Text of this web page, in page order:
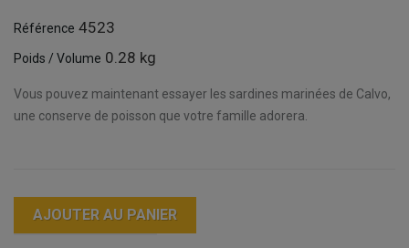
Référence 4523
Poids / Volume 0.28 kg
Vous pouvez maintenant essayer les sardines marinées de Calvo,
une conserve de poisson que votre famille adorera.
AJOUTER AU PANIER